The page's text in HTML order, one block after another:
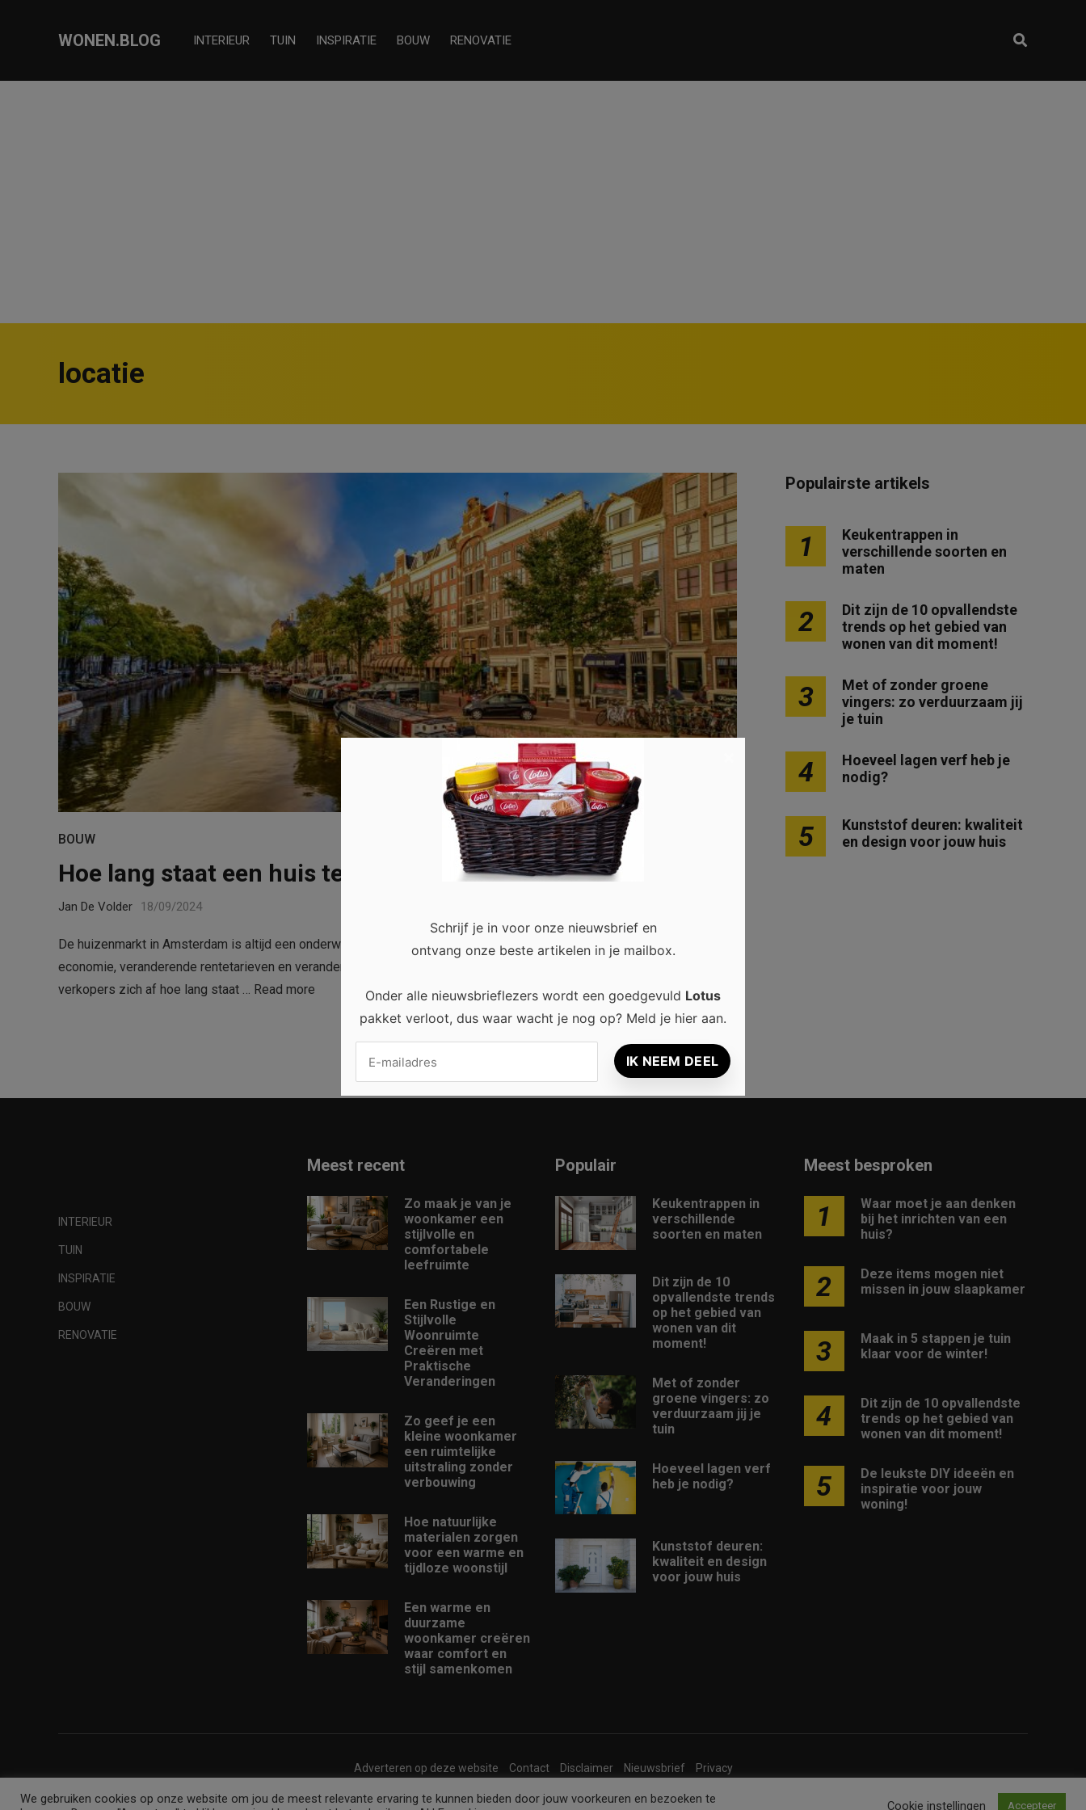
WONEN.BLOG INTERIEUR TUIN INSPIRATIE BOUW RENOVATIE
locatie
BOUW
Hoe lang staat een huis te koop Amsterdam in 2024?
Jan De Volder 18/09/2024
De huizenmarkt in Amsterdam is altijd een onderwerp van gesprek, en in 2024 is dat niet anders. Met fluctuaties in de
economie, veranderende rentetarieven en veranderende vraag naar woningen, vragen veel potentiële kopers en
verkopers zich af hoe lang staat … Read more
Populairste artikels
1
Keukentrappen in
verschillende soorten en
maten
2
Dit zijn de 10 opvallendste
trends op het gebied van
wonen van dit moment!
3
Met of zonder groene
vingers: zo verduurzaam jij
je tuin
4
Hoeveel lagen verf heb je
nodig?
5
Kunststof deuren: kwaliteit
en design voor jouw huis
INTERIEUR
TUIN
INSPIRATIE
BOUW
RENOVATIE
Meest recent
Zo maak je van je
woonkamer een
stijlvolle en
comfortabele
leefruimte
Een Rustige en
Stijlvolle
Woonruimte
Creëren met
Praktische
Veranderingen
Zo geef je een
kleine woonkamer
een ruimtelijke
uitstraling zonder
verbouwing
Hoe natuurlijke
materialen zorgen
voor een warme en
tijdloze woonstijl
Een warme en
duurzame
woonkamer creëren
waar comfort en
stijl samenkomen
Populair
Keukentrappen in
verschillende
soorten en maten
Dit zijn de 10
opvallendste trends
op het gebied van
wonen van dit
moment!
Met of zonder
groene vingers: zo
verduurzaam jij je
tuin
Hoeveel lagen verf
heb je nodig?
Kunststof deuren:
kwaliteit en design
voor jouw huis
Meest besproken
1
Waar moet je aan denken
bij het inrichten van een
huis?
2
Deze items mogen niet
missen in jouw slaapkamer
3
Maak in 5 stappen je tuin
klaar voor de winter!
4
Dit zijn de 10 opvallendste
trends op het gebied van
wonen van dit moment!
5
De leukste DIY ideeën en
inspiratie voor jouw
woning!
Adverteren op deze website Contact Disclaimer Nieuwsbrief Privacy
wonen.blog • Merken en domeinen zijn eigendom vanInternet Ventures. Website beheerd door
We gebruiken cookies op onze website om jou de meest relevante ervaring te kunnen bieden door jouw voorkeuren en bezoeken te
Cookie instellingen Accepteer
Schrijf je in voor onze nieuwsbrief en
ontvang onze beste artikelen in je mailbox.
Onder alle nieuwsbrieflezers wordt een goedgevuld Lotus
pakket verloot, dus waar wacht je nog op? Meld je hier aan.